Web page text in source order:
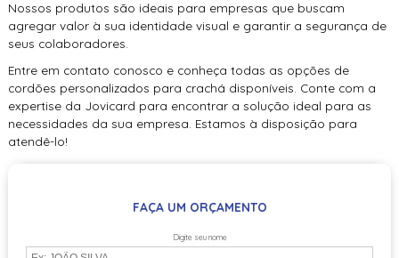
Nossos produtos são ideais para empresas que buscam
agregar valor à sua identidade visual e garantir a segurança de
seus colaboradores.
Entre em contato conosco e conheça todas as opções de
cordões personalizados para crachá disponíveis. Conte com a
expertise da Jovicard para encontrar a solução ideal para as
necessidades da sua empresa. Estamos à disposição para
atendê-lo!
FAÇA UM ORÇAMENTO
Digite seu nome